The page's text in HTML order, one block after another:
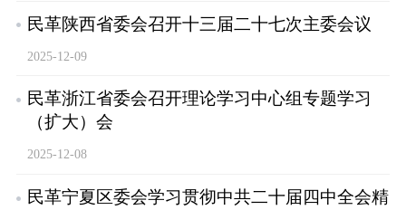
民革陕西省委会召开十三届二十七次主委会议
2025-12-09
民革浙江省委会召开理论学习中心组专题学习
（扩大）会
2025-12-08
民革宁夏区委会学习贯彻中共二十届四中全会精